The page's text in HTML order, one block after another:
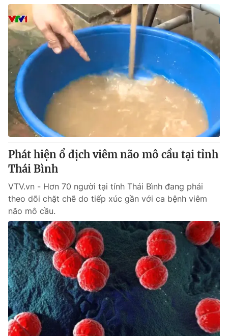
® Cấm sao chép dưới mọi hình thức nếu không có sự chấp
thuận bằng văn bản. Ghi rõ nguồn VTV.vn khi phát hành lại
thông tin từ website này.
Phát hiện ổ dịch viêm não mô cầu tại tỉnh
Thái Bình
VTV.vn - Hơn 70 người tại tỉnh Thái Bình đang phải
theo dõi chặt chẽ do tiếp xúc gần với ca bệnh viêm
não mô cầu.